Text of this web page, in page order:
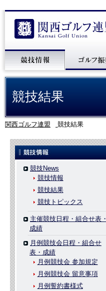
競技結果
関西ゴルフ連盟 競技結果
競技News
競技情報
競技結果
競技トピックス
主催競技日程・組合せ表・
成績
月例競技会日程・組合せ
表・成績
月例競技会 参加規定
月例競技会 留意事項
月例誓約書様式